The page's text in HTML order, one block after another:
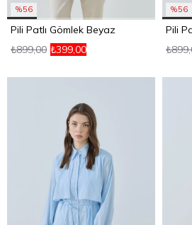
%56
Pili Patlı Gömlek Beyaz
₺399,00
₺899,00
%56
Pili